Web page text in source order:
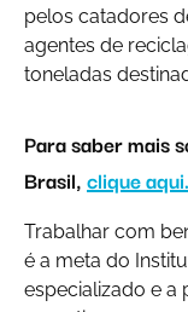
pelos catadores
agentes de
toneladas
Para saber mais
Brasil,clique aqui.
Trabalhar com
é a meta do
especializado e a